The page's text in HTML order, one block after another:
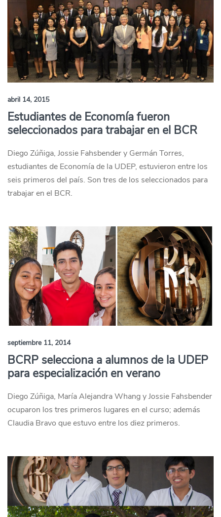
abril 14, 2015
Estudiantes de Economía fueron
seleccionados para trabajar en el BCR
Diego Zúñiga, Jossie Fahsbender y Germán Torres,
estudiantes de Economía de la UDEP, estuvieron entre los
seis primeros del país. Son tres de los seleccionados para
trabajar en el BCR.
septiembre 11, 2014
BCRP selecciona a alumnos de la UDEP
para especialización en verano
Diego Zúñiga, María Alejandra Whang y Jossie Fahsbender
ocuparon los tres primeros lugares en el curso; además
Claudia Bravo que estuvo entre los diez primeros.